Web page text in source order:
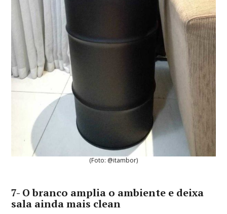
(Foto: @itambor)
7- O branco amplia o ambiente e deixa
sala ainda mais clean